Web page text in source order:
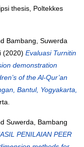
thesis, Poltekkes
Bambang, Suwerda
(2020) Evaluasi Turnitin
demonstration
of the Al-Qur’an
Bantul, Yogyakarta,
Suwerda, Bambang
PENILAIAN PEER